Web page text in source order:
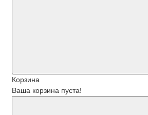
Корзина
Ваша корзина пуста!